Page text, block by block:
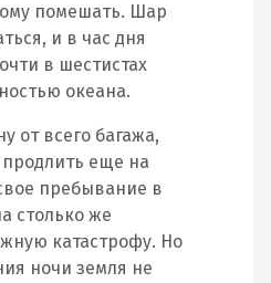
помешать. Шар
и в час дня
в шестистах
океана.
от всего багажа,
еще на
пребывание в
столько же
катастрофу. Но
ночи земля не